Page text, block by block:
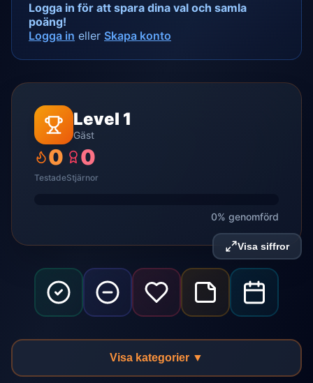
Logga in för att spara dina val och samla
poäng!
Logga in eller Skapa konto
Level 1
Gäst
0
Testade
0
Stjärnor
0% genomförd
Visa siffror
Visa kategorier ▼